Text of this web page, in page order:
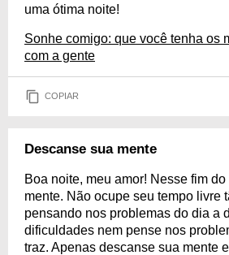
uma ótima noite!
Sonhe comigo: que você tenha os
com a gente
COPIAR
Descanse sua mente
Boa noite, meu amor! Nesse fim
mente. Não ocupe seu tempo livre
pensando nos problemas do dia a
dificuldades nem pense nos
traz. Apenas descanse sua mente